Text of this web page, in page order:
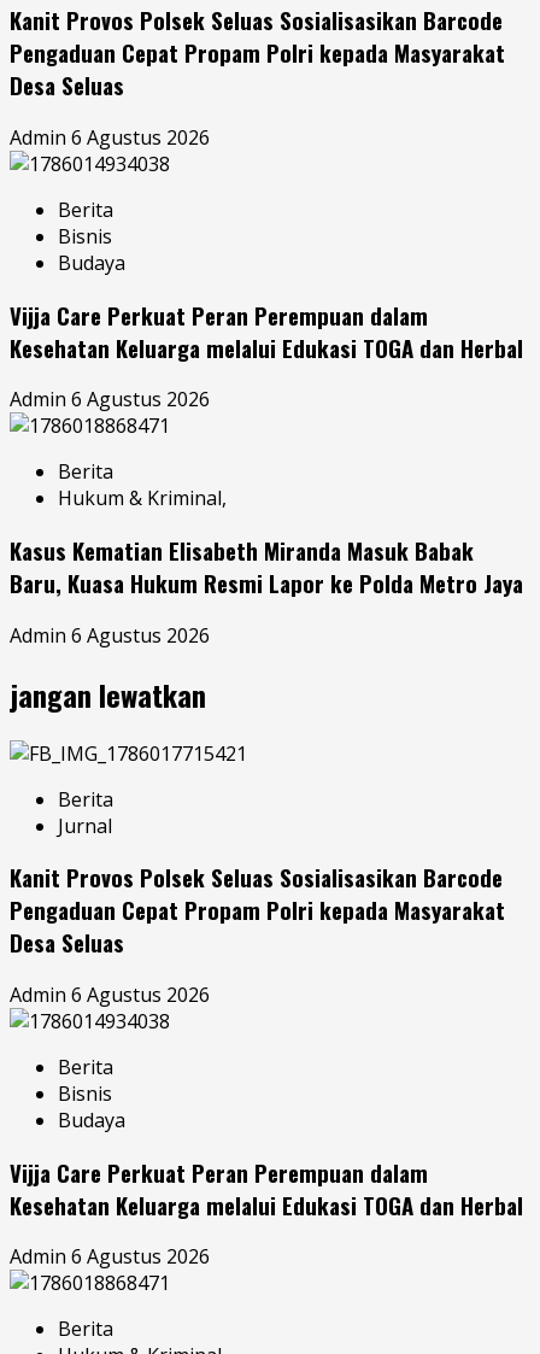
Kanit Provos Polsek Seluas Sosialisasikan Barcode
Pengaduan Cepat Propam Polri kepada Masyarakat
Desa Seluas
Admin 6 Agustus 2026
Berita
Bisnis
Budaya
Vijja Care Perkuat Peran Perempuan dalam
Kesehatan Keluarga melalui Edukasi TOGA dan Herbal
Admin 6 Agustus 2026
Berita
Hukum & Kriminal,
Kasus Kematian Elisabeth Miranda Masuk Babak
Baru, Kuasa Hukum Resmi Lapor ke Polda Metro Jaya
Admin 6 Agustus 2026
jangan lewatkan
Berita
Jurnal
Kanit Provos Polsek Seluas Sosialisasikan Barcode
Pengaduan Cepat Propam Polri kepada Masyarakat
Desa Seluas
Admin 6 Agustus 2026
Berita
Bisnis
Budaya
Vijja Care Perkuat Peran Perempuan dalam
Kesehatan Keluarga melalui Edukasi TOGA dan Herbal
Admin 6 Agustus 2026
Berita